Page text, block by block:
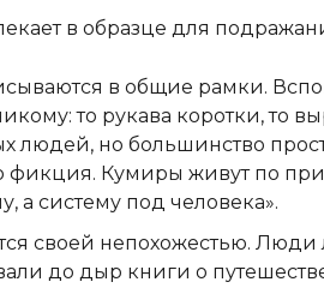
в образце для
в общие рамки.
то рукава коротки, то
людей, но большинство
фикция. Кумиры живут по
а систему под человека».
своей непохожестью. Люди
до дыр книги о